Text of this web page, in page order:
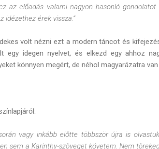
az előadás valami nagyon hasonló
idézethez érek vissza.”
volt nézni ezt a modern táncot és
egy idegen nyelvet, és elkezd egy ahhoz
könnyen megért, de néhol magyarázatra
vagy inkább előtte többször újra is
sem a Karinthy-szöveget követem. Nem